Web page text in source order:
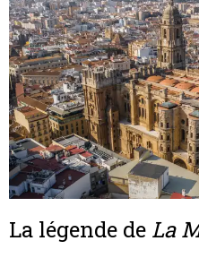
La légende de La